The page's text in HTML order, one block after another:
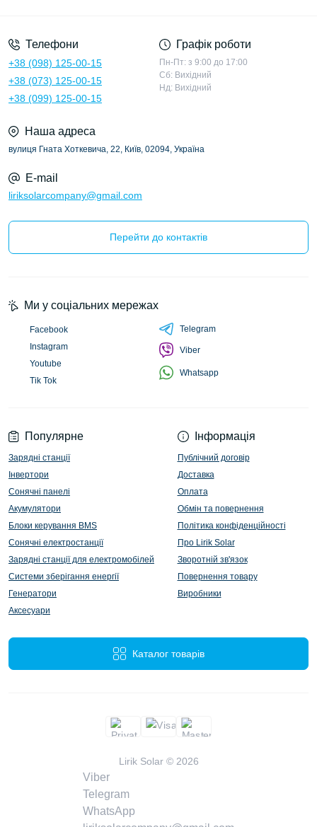
Телефони
+38 (098) 125-00-15
+38 (073) 125-00-15
+38 (099) 125-00-15
Графік роботи
Пн-Пт: з 9:00 до 17:00
Сб: Вихідний
Нд: Вихідний
Наша адреса
вулиця Гната Хоткевича, 22, Київ, 02094, Україна
E-mail
liriksolarcompany@gmail.com
Перейти до контактів
Популярне
Зарядні станції
Інвертори
Сонячні панелі
Акумулятори
Блоки керування BMS
Сонячні електростанції
Зарядні станції для електромобілей
Системи зберігання енергії
Генератори
Аксесуари
Інформація
Публічний договір
Доставка
Оплата
Обмін та повернення
Політика конфіденційності
Про Lirik Solar
Зворотній зв'язок
Повернення товару
Виробники
Каталог товарів
Ми у соціальних мережах
Facebook
Instagram
Youtube
Tik Tok
Telegram
Viber
Whatsapp
Lirik Solar © 2026
Viber
Telegram
WhatsApp